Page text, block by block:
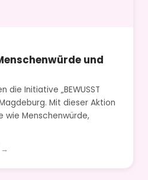
und
die Initiative „BEWUSST
Magdeburg. Mit dieser Aktion
wie Menschenwürde,
→